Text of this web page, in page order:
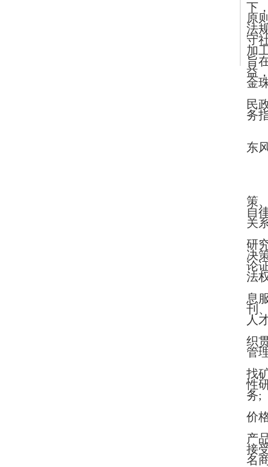
下
原
法
守
加
旨
益
金
民
务
东
策
自
关
研
决
论
法
息
刊
人
织
管
找
性
务;
价
产
接
名